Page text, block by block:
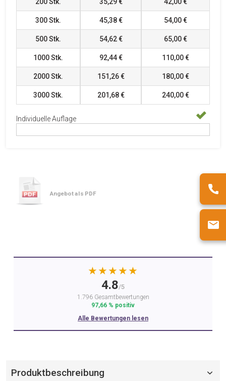
300Stk. 45,38 € 54,00 €
500Stk. 54,62 € 65,00 €
1000Stk. 92,44 € 110,00 €
2000Stk. 151,26 € 180,00 €
3000Stk. 201,68 € 240,00 €
Individuelle Auflage
Angebot als PDF
★★★★★
4.8/5
1.796 Gesamtbewertungen
97,66 % positiv
Alle Bewertungen lesen
Produktbeschreibung